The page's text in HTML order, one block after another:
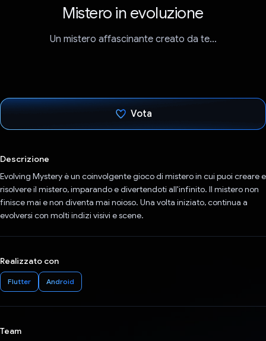
Mistero in evoluzione
Un mistero affascinante creato da te…
Vota
Descrizione
Evolving Mystery è un coinvolgente gioco di mistero in cui puoi creare e
risolvere il mistero, imparando e divertendoti all'infinito. Il mistero non
finisce mai e non diventa mai noioso. Una volta iniziato, continua a
evolversi con molti indizi visivi e scene.
Realizzato con
Flutter Android
Team